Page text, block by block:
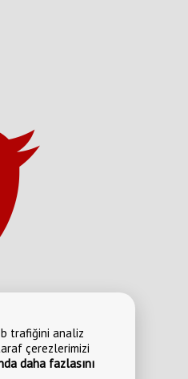
trafiğini analiz
çerezlerimizi
daha fazlasını